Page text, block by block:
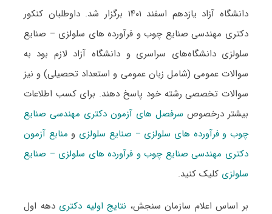
دانشگاه آزاد یازدهم اسفند ۱۴۰۱ برگزار شد. داوطلبان کنکور
دکتری مهندسی صنایع چوب و فرآورده های سلولزی – صنایع
سلولزی دانشگاه‌های سراسری و دانشگاه آزاد لازم بود به
سوالات عمومی (شامل زبان عمومی و استعداد تحصیلی) و نیز
سوالات تخصصی رشته خود پاسخ دهند. برای کسب اطلاعات
بیشتر درخصوص سرفصل های آزمون دکتری مهندسی صنایع
چوب و فرآورده های سلولزی – صنایع سلولزی و منابع آزمون
دکتری مهندسی صنایع چوب و فرآورده های سلولزی – صنایع
سلولزی کلیک کنید.
بر اساس اعلام سازمان سنجش، نتایج اولیه دکتری دهه اول